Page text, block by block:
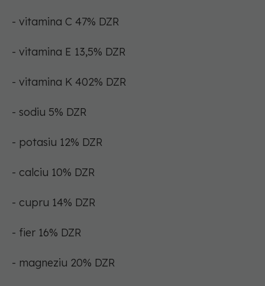
- vitamina C 47% DZR
- vitamina E 13,5% DZR
- vitamina K 402% DZR
- sodiu 5% DZR
- potasiu 12% DZR
- calciu 10% DZR
- cupru 14% DZR
- fier 16% DZR
- magneziu 20% DZR